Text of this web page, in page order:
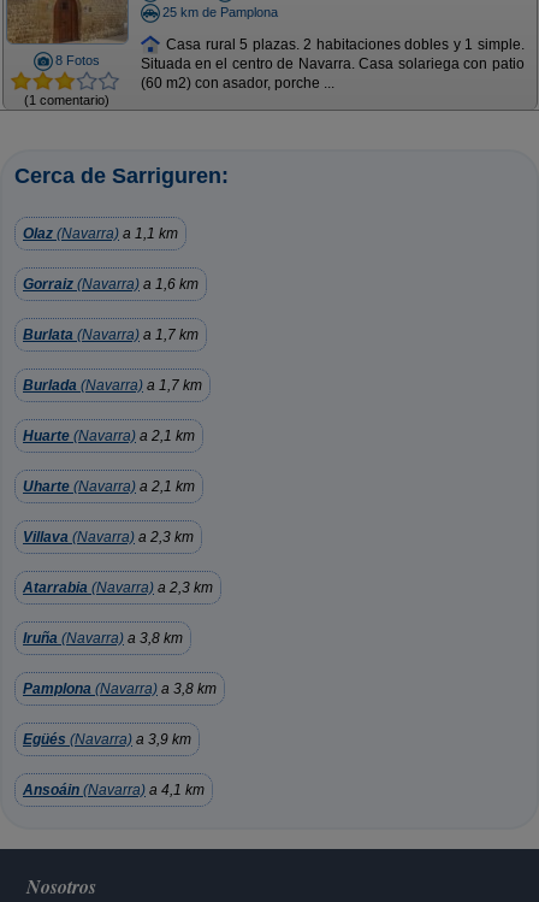
8 Fotos
(1 comentario)
25 km de Pamplona
Casa rural 5 plazas. 2 habitaciones dobles y 1 simple.
Situada en el centro de Navarra. Casa solariega con patio
(60 m2) con asador, porche ...
Cerca de Sarriguren:
Olaz (Navarra) a 1,1 km
Gorraiz (Navarra) a 1,6 km
Burlata (Navarra) a 1,7 km
Burlada (Navarra) a 1,7 km
Huarte (Navarra) a 2,1 km
Uharte (Navarra) a 2,1 km
Villava (Navarra) a 2,3 km
Atarrabia (Navarra) a 2,3 km
Iruña (Navarra) a 3,8 km
Pamplona (Navarra) a 3,8 km
Egüés (Navarra) a 3,9 km
Ansoáin (Navarra) a 4,1 km
Nosotros